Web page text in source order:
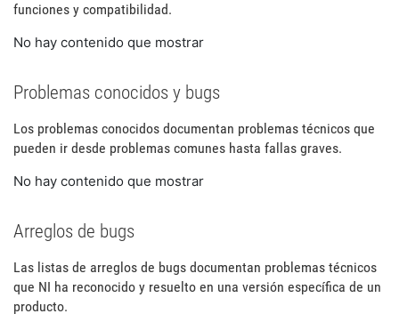
funciones y compatibilidad.
No hay contenido que mostrar
Problemas conocidos y bugs
Los problemas conocidos documentan problemas técnicos que
pueden ir desde problemas comunes hasta fallas graves.
No hay contenido que mostrar
Arreglos de bugs
Las listas de arreglos de bugs documentan problemas técnicos
que NI ha reconocido y resuelto en una versión específica de un
producto.